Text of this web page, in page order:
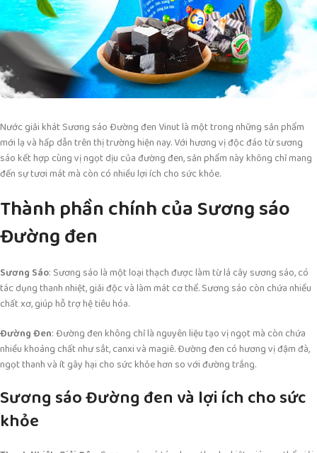
Nước giải khát Sương sáo Đường đen Vinut là một trong những sản phẩm
mới lạ và hấp dẫn trên thị trường hiện nay. Với hương vị độc đáo từ sương
sáo kết hợp cùng vị ngọt dịu của đường đen, sản phẩm này không chỉ mang
đến sự tươi mát mà còn có nhiều lợi ích cho sức khỏe.
Thành phần chính của Sương sáo
Đường đen
Sương Sáo: Sương sáo là một loại thạch được làm từ lá cây sương sáo, có
tác dụng thanh nhiệt, giải độc và làm mát cơ thể. Sương sáo còn chứa nhiều
chất xơ, giúp hỗ trợ hệ tiêu hóa.
Đường Đen: Đường đen không chỉ là nguyên liệu tạo vị ngọt mà còn chứa
nhiều khoáng chất như sắt, canxi và magiê. Đường đen có hương vị đậm đà,
ngọt thanh và ít gây hại cho sức khỏe hơn so với đường trắng.
Sương sáo Đường đen và lợi ích cho sức
khỏe